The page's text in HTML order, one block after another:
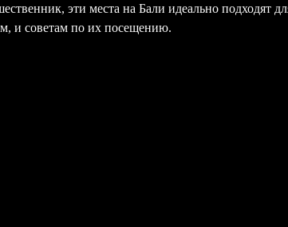
эти места на Бали идеально подходят
и советам по их посещению.